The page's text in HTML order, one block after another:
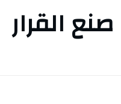
القرار